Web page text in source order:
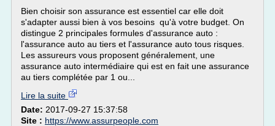
Bien choisir son assurance est essentiel car elle doit
s'adapter aussi bien à vos besoins qu'à votre budget. On
distingue 2 principales formules d'assurance auto :
l'assurance auto au tiers et l'assurance auto tous risques.
Les assureurs vous proposent généralement, une
assurance auto intermédiaire qui est en fait une assurance
au tiers complétée par 1 ou...
Lire la suite
Date: 2017-09-27 15:37:58
Site : https://www.assurpeople.com